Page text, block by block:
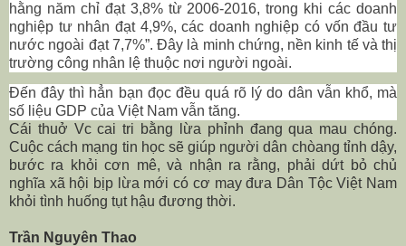
hằng năm chỉ đạt 3,8% từ 2006-2016, trong khi các doanh
nghiệp tư nhân đạt 4,9%, các doanh nghiệp có vốn đầu tư
nước ngoài đạt 7,7%”. Đây là minh chứng, nền kinh tế và thị
trường công nhân lệ thuộc nơi người ngoài.
Đến đây thì hẳn bạn đọc đều quá rõ lý do dân vẫn khổ, mà
số liệu GDP của Việt Nam vẫn tăng.
Cái thuở Vc cai tri bằng lừa phỉnh đang qua mau chóng.
Cuộc cách mạng tin học sẽ giúp người dân chòang tỉnh dậy,
bước ra khỏi cơn mê, và nhận ra rằng, phải dứt bỏ chủ
nghĩa xã hội bịp lừa mới có cơ may đưa Dân Tộc Việt Nam
khỏi tình huống tụt hậu đương thời.
Trần Nguyên Thao